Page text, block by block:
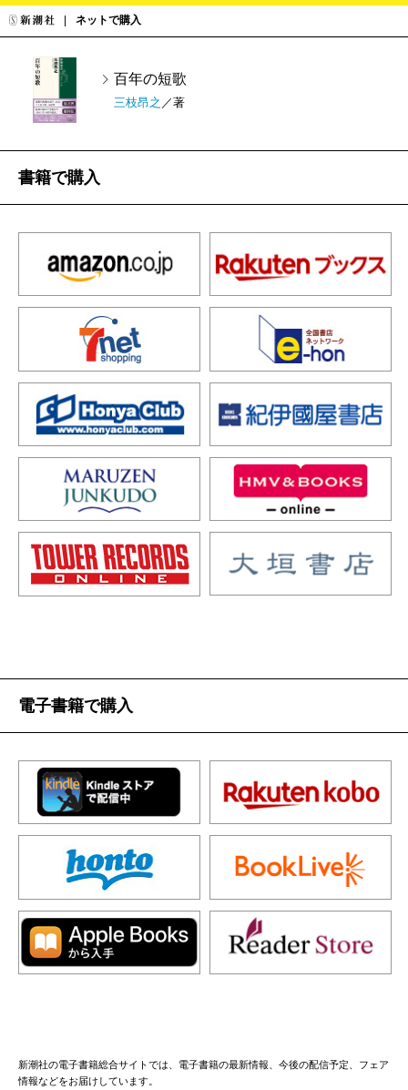
ネットで購入
百年の短歌
三枝昂之 ／著
書籍で購入
電子書籍で購入
新潮社の電子書籍総合サイトでは、電子書籍の最新情報、今後の配信予定、フェア
情報などをお届けしています。